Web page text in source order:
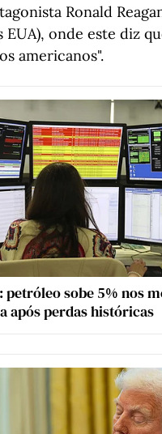
Ronald
onde este diz
americanos".
sobe 5% nos
após perdas históricas